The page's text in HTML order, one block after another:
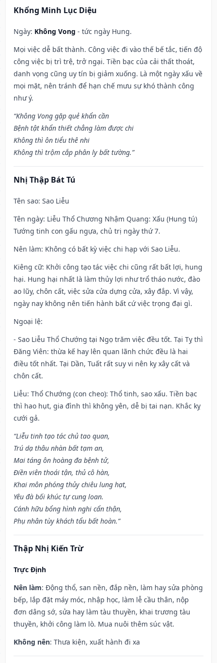
Khổng Minh Lục Diệu
Ngày: Không Vong - tức ngày Hung.
Mọi việc dễ bất thành. Công việc đi vào thế bế tắc, tiến độ
công việc bị trì trệ, trở ngại. Tiền bạc của cải thất thoát,
danh vọng cũng uy tín bị giảm xuống. Là một ngày xấu về
mọi mặt, nên tránh để hạn chế mưu sự khó thành công
như ý.
“Không Vong gặp quẻ khẩn cần
Bệnh tật khẩn thiết chẳng làm được chi
Không thì ôn tiểu thê nhi
Không thì trộm cắp phân ly bất tường.”
Nhị Thập Bát Tú
Tên sao: Sao Liễu
Tên ngày: Liễu Thổ Chương Nhậm Quang: Xấu (Hung tú)
Tướng tinh con gấu ngựa, chủ trị ngày thứ 7.
Nên làm: Không có bất kỳ việc chi hạp với Sao Liễu.
Kiêng cữ: Khởi công tạo tác việc chi cũng rất bất lợi, hung
hại. Hung hại nhất là làm thủy lợi như trổ tháo nước, đào
ao lũy, chôn cất, việc sửa cửa dựng cửa, xây đắp. Vì vậy,
ngày nay không nên tiến hành bất cứ việc trọng đại gì.
Ngoại lệ:
- Sao Liễu Thổ Chướng tại Ngọ trăm việc đều tốt. Tại Tỵ thì
Đăng Viên: thừa kế hay lên quan lãnh chức đều là hai
điều tốt nhất. Tại Dần, Tuất rất suy vi nên kỵ xây cất và
chôn cất.
Liễu: Thổ Chướng (con cheo): Thổ tinh, sao xấu. Tiền bạc
thì hao hụt, gia đình thì không yên, dễ bị tai nạn. Khắc kỵ
cưới gả.
“Liễu tinh tạo tác chủ tao quan,
Trú dạ thâu nhàn bất tạm an,
Mai táng ôn hoàng đa bệnh tử,
Điền viên thoái tận, thủ cô hàn,
Khai môn phóng thủy chiêu lung hạt,
Yêu đà bối khúc tự cung loan.
Cánh hữu bổng hình nghi cẩn thận,
Phụ nhân tùy khách tẩu bất hoàn.”
Thập Nhị Kiến Trừ
Trực Định
Nên làm: Động thổ, san nền, đắp nền, làm hay sửa phòng
bếp, lắp đặt máy móc, nhập học, làm lễ cầu thân, nộp
đơn dâng sớ, sửa hay làm tàu thuyền, khai trương tàu
thuyền, khởi công làm lò. Mua nuôi thêm súc vật.
Không nên: Thưa kiện, xuất hành đi xa